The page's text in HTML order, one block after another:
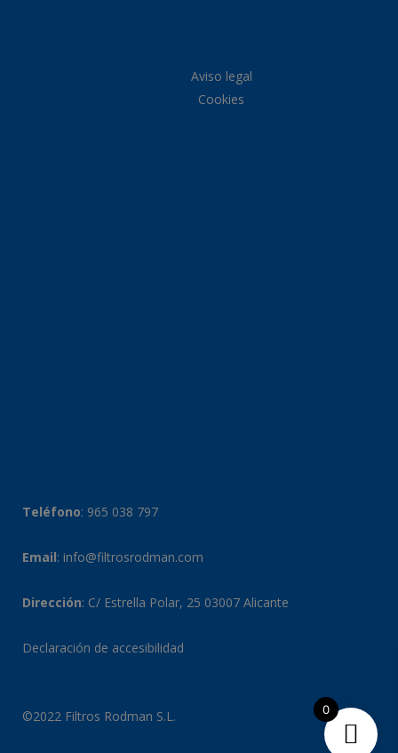
Aviso legal
Cookies
Teléfono: 965 038 797
Email: info@filtrosrodman.com
Dirección: C/ Estrella Polar, 25 03007 Alicante
Declaración de accesibilidad
©2022 Filtros Rodman S.L. 0